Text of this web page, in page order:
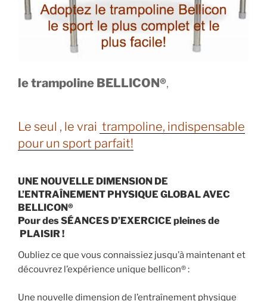
le trampoline BELLICON®,
Le seul , le vrai trampoline, indispensable
pour un sport parfait!
UNE NOUVELLE DIMENSION DE
L’ENTRAÎNEMENT PHYSIQUE GLOBAL AVEC
BELLICON®
Pour des SÉANCES D’EXERCICE pleines de
PLAISIR !
Oubliez ce que vous connaissiez jusqu’à maintenant et
découvrez l’expérience unique bellicon® :
Une nouvelle dimension de l’entraînement physique